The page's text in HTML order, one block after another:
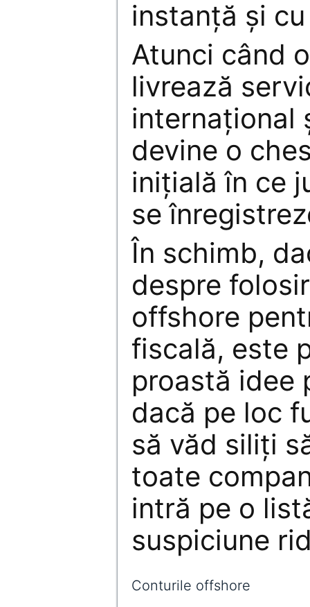
instanță și
Atunci când
livrează
internațional
devine o
inițială în ce
se
În schimb,
despre
offshore
fiscală, este
proastă idee
dacă pe loc
să văd siliți
toate
intră pe o
suspiciune
Conturile offshore